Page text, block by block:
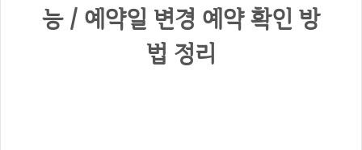
능 / 예약일 변경 예약 확인 방
법 정리